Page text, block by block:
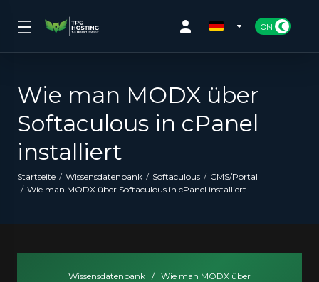
Wie man MODX über
Softaculous in cPanel
installiert
Startseite Wissensdatenbank Softaculous
CMS/Portal
Wie man MODX über Softaculous in cPanel installiert
Wissensdatenbank /
Wie man MODX über